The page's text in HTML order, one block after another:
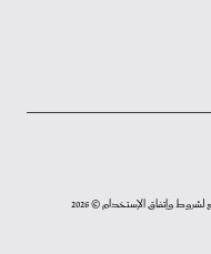
وإتفاق الإستخدام © 2026